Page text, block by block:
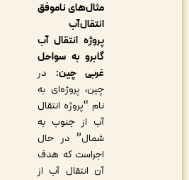
مثال‌های ناموفق
انتقال آب
پروژه انتقال آب
گابرو به سواحل
غربی چین:در
چین، پروژه‌ای به
نام “پروژه انتقال
آب از جنوب به
شمال” در حال
اجراست که هدف
آن انتقال آب از